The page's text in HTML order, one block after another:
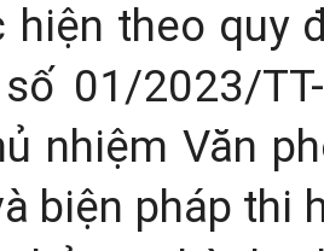
theo quy
01/2023/
nhiệm Văn
biện pháp thi